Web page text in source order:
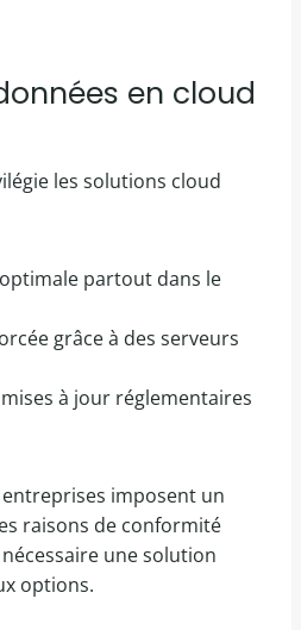
en cloud
les solutions cloud
partout dans le
grâce à des serveurs
à jour réglementaires
imposent un
raisons de conformité
une solution
options.